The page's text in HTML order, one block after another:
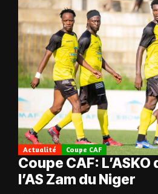
Actualité Coupe CAF
Coupe CAF:
l’AS Zam du Niger